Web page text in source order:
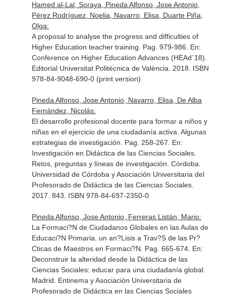
Hamed al-Lal, Soraya, Pineda Alfonso, Jose Antonio,
Pérez Rodríguez, Noelia, Navarro, Elisa, Duarte Piña,
Olga:
A proposal to analyse the progress and difficulties of
Higher Education teacher training. Pag. 979-986. En:
Conference on Higher Education Advances (HEAd`18)
Editorial Universitat Politècnica de València. 2018. ISBN
978-84-9048-690-0 (print version)
Pineda Alfonso, Jose Antonio, Navarro, Elisa, De Alba
Fernández, Nicolás:
El desarrollo profesional docente para formar a niños y
niñas en el ejercicio de una ciudadanía activa. Algunas
estrategias de investigación. Pag. 258-267. En:
Investigación en Didáctica de las Ciencias Sociales.
Retos, preguntas y líneas de investigación . Córdoba.
Universidad de Córdoba y Asociación Universitaria del
Profesorado de Didáctica de las Ciencias Sociales.
2017. 843. ISBN 978-84-697-2350-0
Pineda Alfonso, Jose Antonio, Ferreras Listán, Mario:
La Formaci?N de Ciudadanos Globales en las Aulas de
Educaci?N Primaria. un an?Lisis a Trav?S de las Pr?
Cticas de Maestros en Formaci?N. Pag. 665-674. En:
Deconstruir la alteridad desde la Didáctica de las
Ciencias Sociales: educar para una ciudadanía global.
Madrid. Entinema y Asociación Universitaria de
Profesorado de Didáctica en las Ciencias Sociales